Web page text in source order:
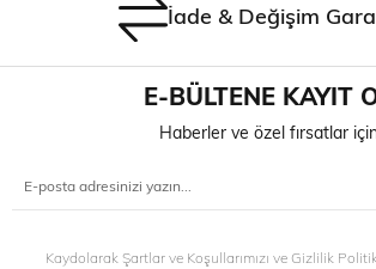
İade & Değişim
E-BÜLTENE KAYIT
Haberler ve özel fırsatlar
Kaydolarak Şartlar ve Koşullarımızı ve Gizlilik